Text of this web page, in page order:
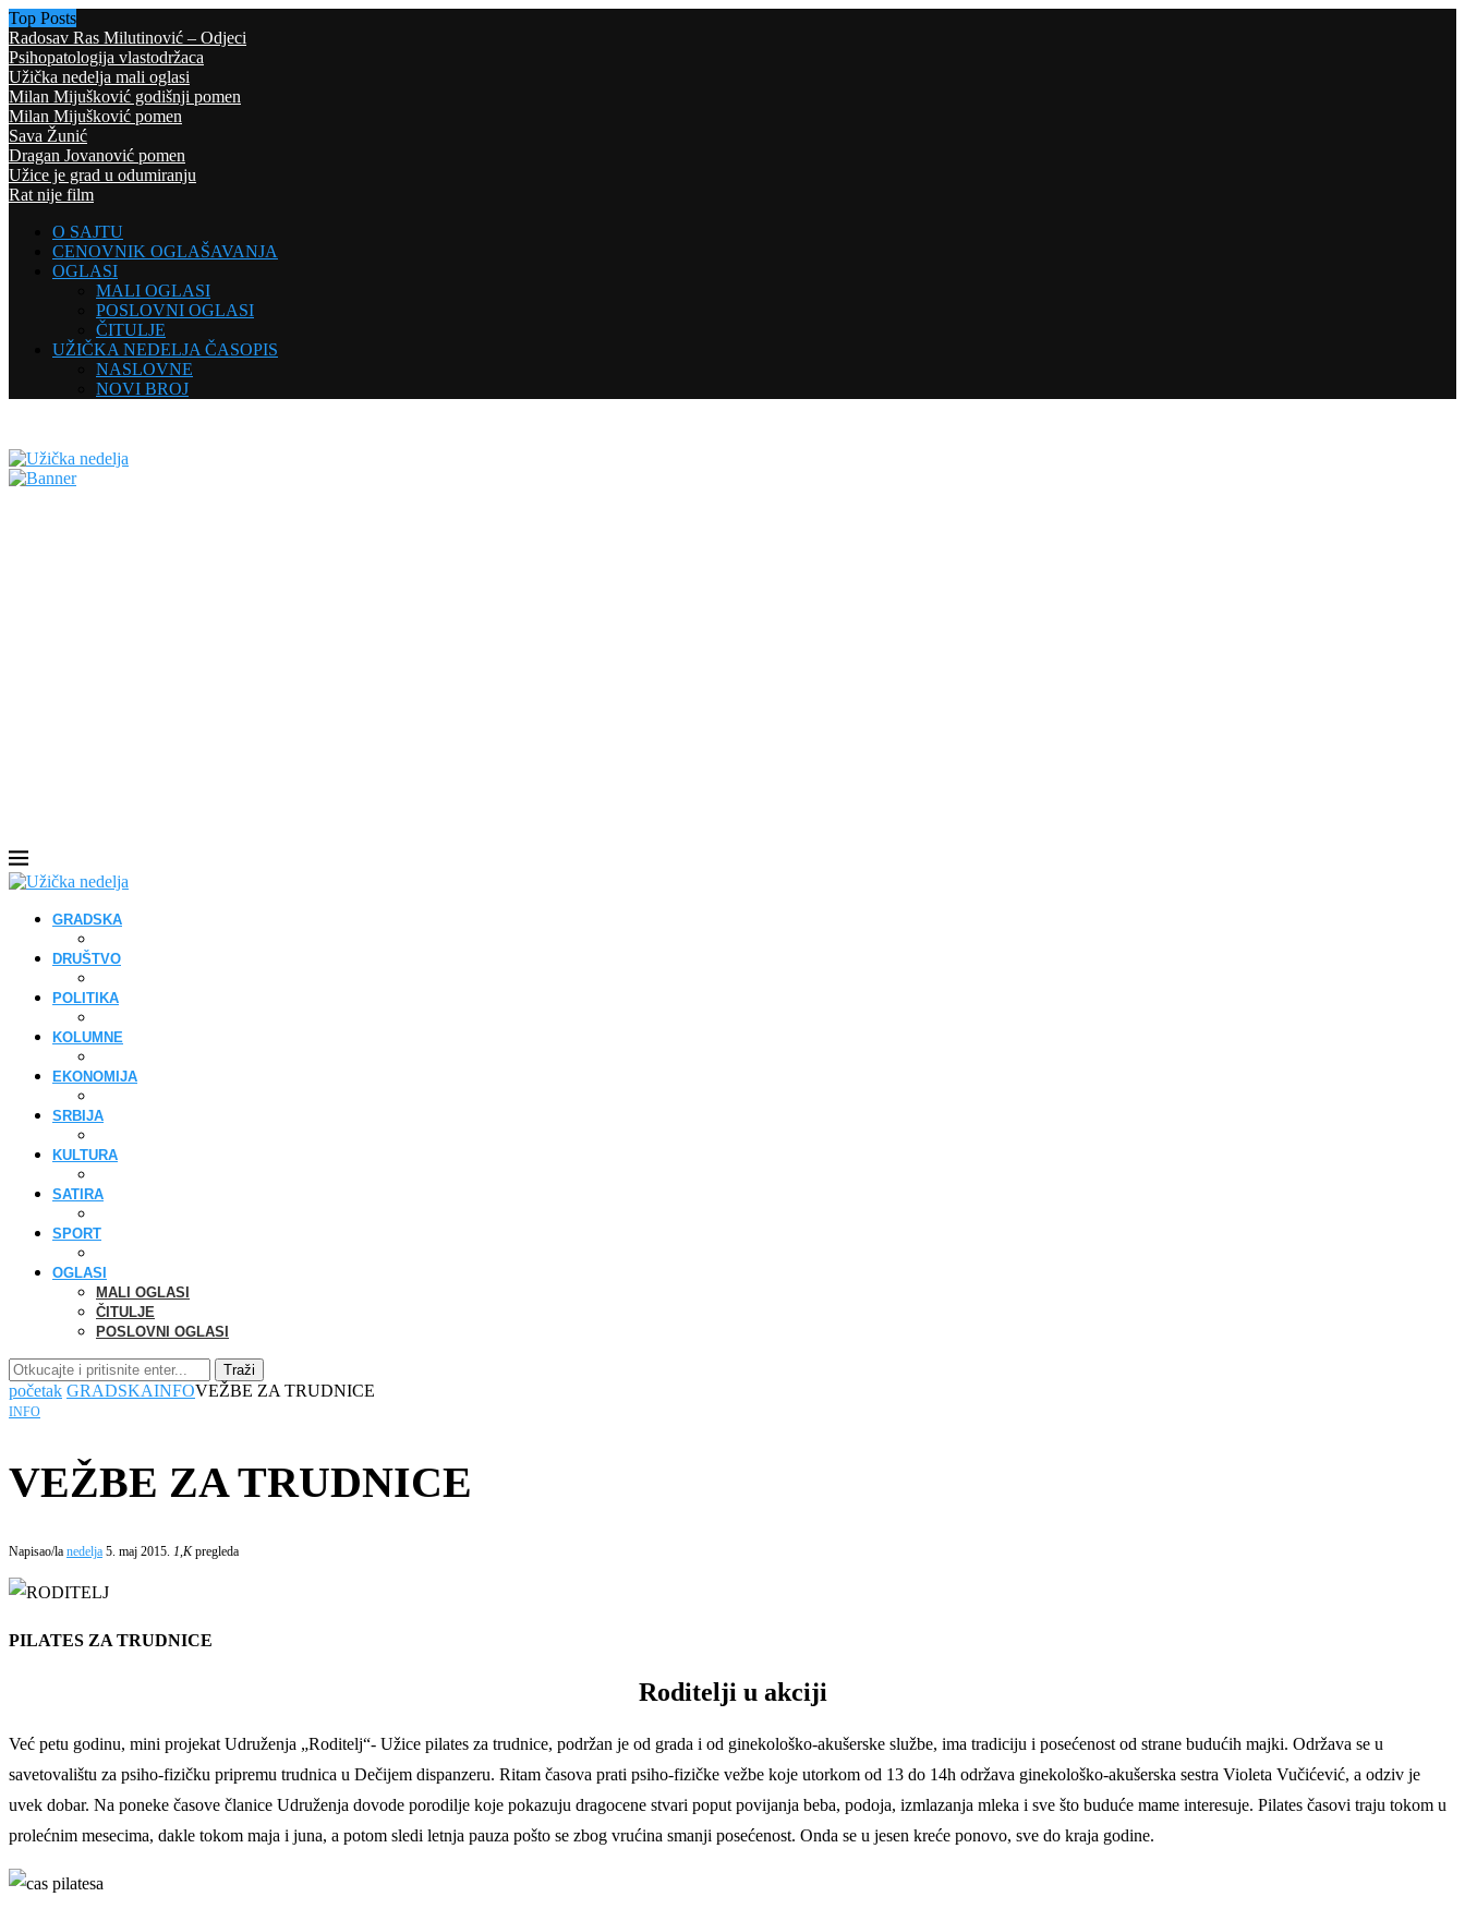
Top Posts
Radosav Ras Milutinović – Odjeci
Psihopatologija vlastodržaca
Užička nedelja mali oglasi
Milan Mijušković godišnji pomen
Milan Mijušković pomen
Sava Žunić
Dragan Jovanović pomen
Užice je grad u odumiranju
Rat nije film
O SAJTU
CENOVNIK OGLAŠAVANJA
OGLASI
MALI OGLASI
POSLOVNI OGLASI
ČITULJE
UŽIČKA NEDELJA ČASOPIS
NASLOVNE
NOVI BROJ
GRADSKA
DRUŠTVO
POLITIKA
KOLUMNE
EKONOMIJA
SRBIJA
KULTURA
SATIRA
SPORT
OGLASI
MALI OGLASI
ČITULJE
POSLOVNI OGLASI
Traži
početak GRADSKAINFOVEŽBE ZA TRUDNICE
INFO
VEŽBE ZA TRUDNICE
Napisao/la nedelja 5. maj 2015. 1,Kpregleda
PILATES ZA TRUDNICE
Roditelji u akciji
Već petu godinu, mini projekat Udruženja „Roditelj“- Užice pilates za trudnice, podržan je od grada i od ginekološko-akušerske službe, ima tradiciju i posećenost od strane budućih majki. Održava se u
savetovalištu za psiho-fizičku pripremu trudnica u Dečijem dispanzeru. Ritam časova prati psiho-fizičke vežbe koje utorkom od 13 do 14h održava ginekološko-akušerska sestra Violeta Vučićević, a odziv je
uvek dobar. Na poneke časove članice Udruženja dovode porodilje koje pokazuju dragocene stvari poput povijanja beba, podoja, izmlazanja mleka i sve što buduće mame interesuje. Pilates časovi traju tokom u
prolećnim mesecima, dakle tokom maja i juna, a potom sledi letnja pauza pošto se zbog vrućina smanji posećenost. Onda se u jesen kreće ponovo, sve do kraja godine.